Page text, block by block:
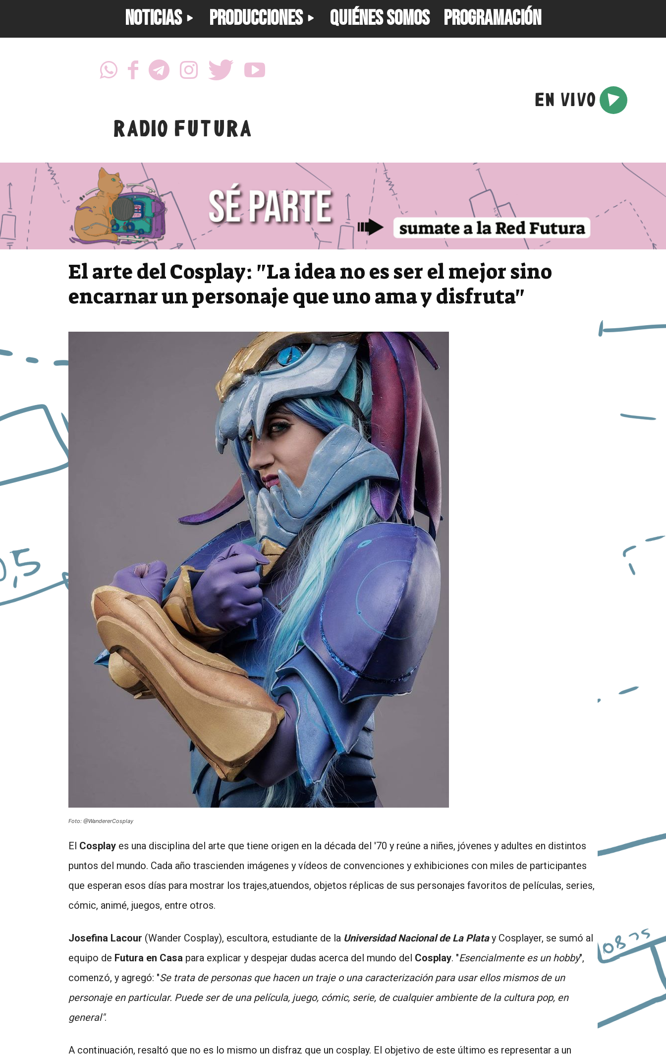
NOTICIAS PRODUCCIONES QUIÉNES SOMOS PROGRAMACIÓN
RADIO FUTURA
EN VIVO
El arte del Cosplay: "La idea no es ser el mejor sino
encarnar un personaje que uno ama y disfruta"
Foto: @WandererCosplay
El Cosplay es una disciplina del arte que tiene origen en la década del '70 y reúne a niñes, jóvenes y adultes en distintos
puntos del mundo. Cada año trascienden imágenes y vídeos de convenciones y exhibiciones con miles de participantes
que esperan esos días para mostrar los trajes,atuendos, objetos réplicas de sus personajes favoritos de películas, series,
cómic, animé, juegos, entre otros.
Josefina Lacour (Wander Cosplay), escultora, estudiante de la Universidad Nacional de La Platay Cosplayer, se sumó al
equipo de Futura en Casa para explicar y despejar dudas acerca del mundo del Cosplay. "Esencialmente es un hobby",
comenzó, y agregó: "Se trata de personas que hacen un traje o una caracterización para usar ellos mismos de un
personaje en particular. Puede ser de una película, juego, cómic, serie, de cualquier ambiente de la cultura pop, en
general".
A continuación, resaltó que no es lo mismo un disfraz que un cosplay. El objetivo de este último es representar a un